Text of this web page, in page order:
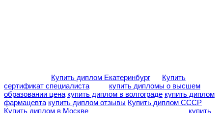
Купить диплом Екатеринбург
Купить
сертификат специалиста
купить дипломы о высшем
образовании цена купить диплом в волгограде купить диплом
фармацевта купить диплом отзывы Купить диплом СССР
Купить диплом в Москве
купить